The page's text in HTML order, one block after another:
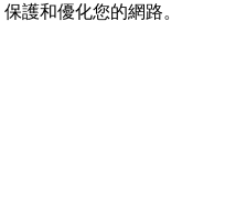
護和優化您的網路。